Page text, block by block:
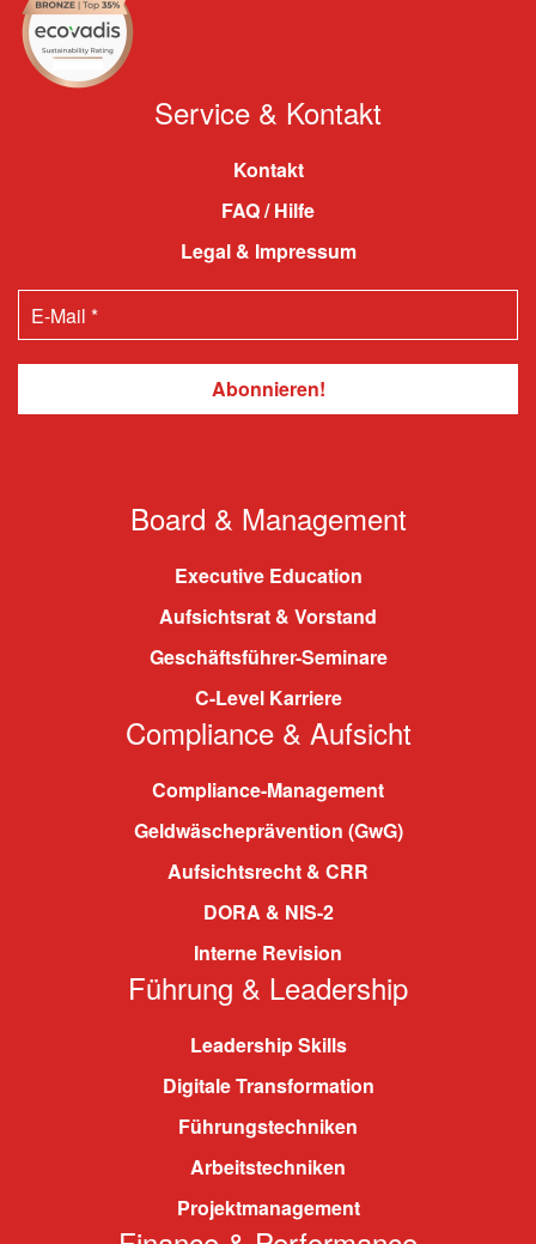
Service & Kontakt
Kontakt
FAQ / Hilfe
Legal & Impressum
Board & Management
Executive Education
Aufsichtsrat & Vorstand
Geschäftsführer-Seminare
C-Level Karriere
Compliance & Aufsicht
Compliance-Management
Geldwäscheprävention (GwG)
Aufsichtsrecht & CRR
DORA & NIS-2
Interne Revision
Führung & Leadership
Leadership Skills
Digitale Transformation
Führungstechniken
Arbeitstechniken
Projektmanagement